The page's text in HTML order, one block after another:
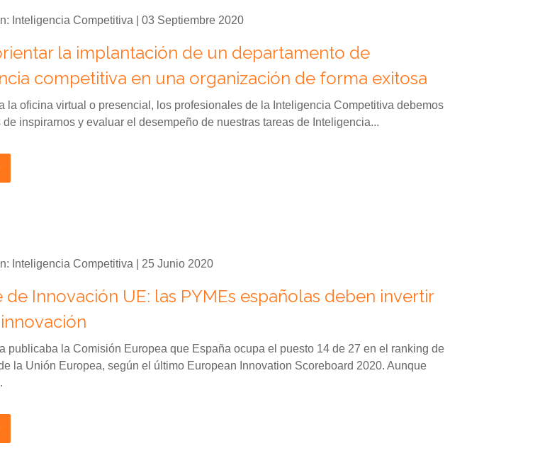
Inteligencia Competitiva | 03 Septiembre 2020
la implantación de un departamento de
competitiva en una organización de forma exitosa
la oficina virtual o presencial, los profesionales de la Inteligencia Competitiva debemos
de inspirarnos y evaluar el desempeño de nuestras tareas de Inteligencia...
Inteligencia Competitiva | 25 Junio 2020
de Innovación UE: las PYMEs españolas deben invertir
publicaba la Comisión Europea que España ocupa el puesto 14 de 27 en el ranking de
la Unión Europea, según el último European Innovation Scoreboard 2020. Aunque